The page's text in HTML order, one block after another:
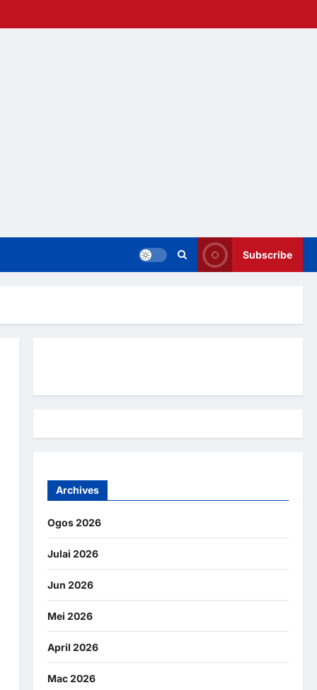
Subscribe
Archives
Ogos 2026
Julai 2026
Jun 2026
Mei 2026
April 2026
Mac 2026